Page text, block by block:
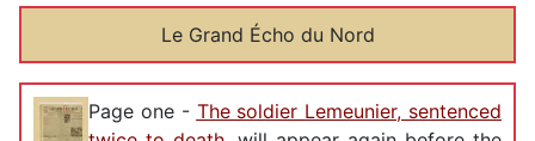
Le Grand Écho du Nord
Page one - The soldier Lemeunier, sentenced